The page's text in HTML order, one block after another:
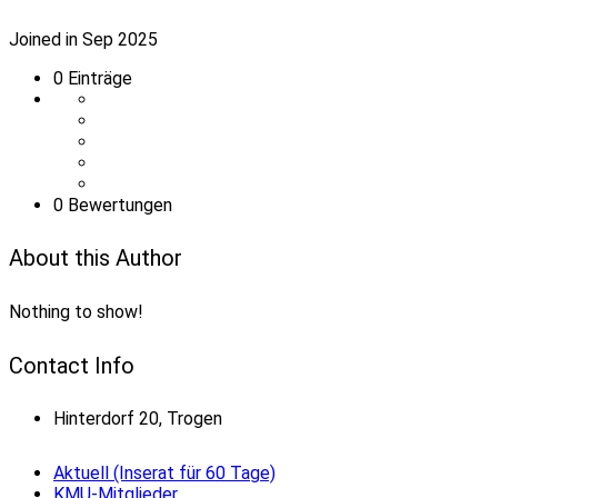
Joined in Sep 2025
0 Einträge
0 Bewertungen
About this Author
Nothing to show!
Contact Info
Hinterdorf 20, Trogen
Aktuell (Inserat für 60 Tage)